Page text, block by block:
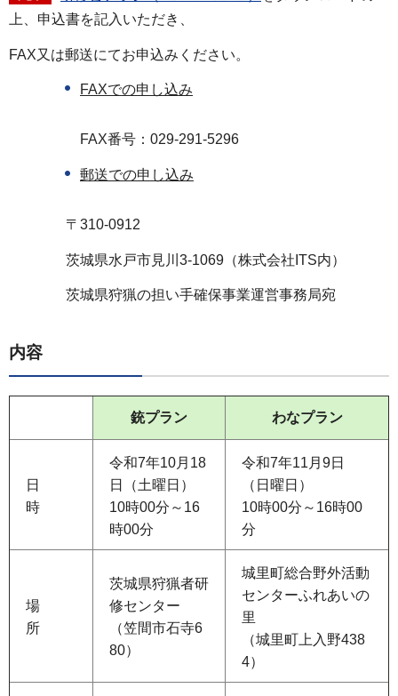
上、申込書を記入いただき、
FAX又は郵送にてお申込みください。
FAXでの申し込み
FAX番号：029-291-5296
郵送での申し込み
〒310-0912
茨城県水戸市見川3-1069（株式会社ITS内）
茨城県狩猟の担い手確保事業運営事務局宛
内容
銃プラン わなプラン
日
時
令和7年10月18
日（土曜日）
10時00分～16
時00分
令和7年11月9日
（日曜日）
10時00分～16時00
分
場
所
茨城県狩猟者研
修センター
（笠間市石寺6
80）
城里町総合野外活動
センターふれあいの
里
（城里町上入野438
4）